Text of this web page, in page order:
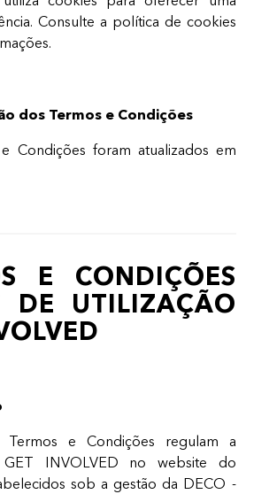
Consulte a política de cookies
dos Termos e Condições
Condições foram atualizados em
E CONDIÇÕES
DE UTILIZAÇÃO
Termos e Condições regulam a
INVOLVED no website do
sob a gestão da DECO -